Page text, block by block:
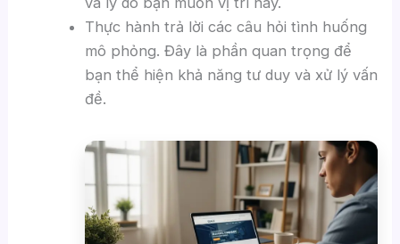
Thực hành trả lời các câu hỏi tình huống
mô phỏng. Đây là phần quan trọng để
bạn thể hiện khả năng tư duy và xử lý vấn
đề.